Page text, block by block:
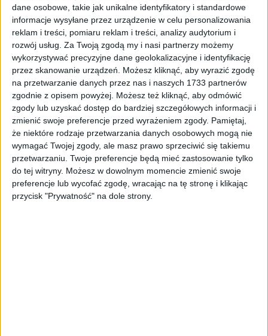
dane osobowe, takie jak unikalne identyfikatory i standardowe
informacje wysyłane przez urządzenie w celu personalizowania
reklam i treści, pomiaru reklam i treści, analizy audytorium i
rozwój usług. Za Twoją zgodą my i nasi partnerzy możemy
wykorzystywać precyzyjne dane geolokalizacyjne i identyfikację
przez skanowanie urządzeń. Możesz kliknąć, aby wyrazić zgodę
na przetwarzanie danych przez nas i naszych 1733 partnerów
zgodnie z opisem powyżej. Możesz też kliknąć, aby odmówić
zgody lub uzyskać dostęp do bardziej szczegółowych informacji i
zmienić swoje preferencje przed wyrażeniem zgody. Pamiętaj,
że niektóre rodzaje przetwarzania danych osobowych mogą nie
wymagać Twojej zgody, ale masz prawo sprzeciwić się takiemu
przetwarzaniu. Twoje preferencje będą mieć zastosowanie tylko
do tej witryny. Możesz w dowolnym momencie zmienić swoje
preferencje lub wycofać zgodę, wracając na tę stronę i klikając
przycisk "Prywatność" na dole strony.
Surron Zacisk nylonowy 1 (?9.5)
0,49zł
ZOBACZ WIĘCEJ
PROMOCJA!